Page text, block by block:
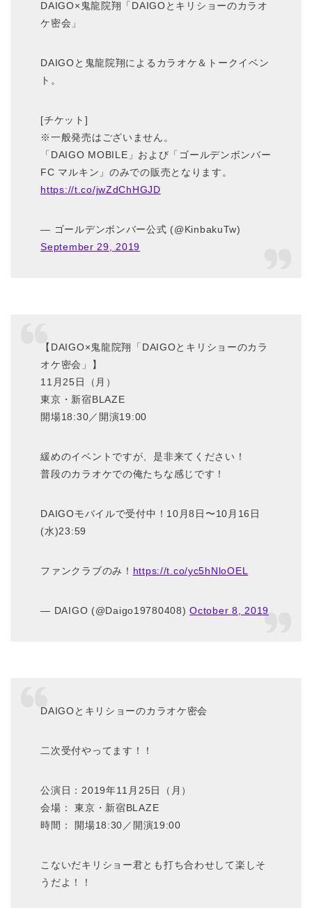
DAIGO×鬼龍院翔「DAIGOとキリショーのカラオ
ケ密会」
DAIGOと鬼龍院翔によるカラオケ＆トークイベン
ト。
[チケット]
※一般発売はございません。
「DAIGO MOBILE」および「ゴールデンボンバー
FC マルキン」のみでの販売となります。
https://t.co/jwZdChHGJD
— ゴールデンボンバー公式 (@KinbakuTw)
September 29, 2019
【DAIGO×鬼龍院翔「DAIGOとキリショーのカラ
オケ密会」】
11月25日（月）
東京・新宿BLAZE
開場18:30／開演19:00
緩めのイベントですが、是非来てください！
普段のカラオケでの俺たちな感じです！
DAIGOモバイルで受付中！10月8日〜10月16日
(水)23:59
ファンクラブのみ！ https://t.co/yc5hNloOEL
— DAIGO (@Daigo19780408)October 8, 2019
DAIGOとキリショーのカラオケ密会
二次受付やってます！！
公演日：2019年11月25日（月）
会場： 東京・新宿BLAZE
時間： 開場18:30／開演19:00
こないだキリショー君とも打ち合わせして楽しそ
うだよ！！